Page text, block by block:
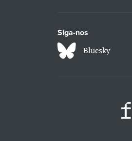
Siga-nos
Bluesky